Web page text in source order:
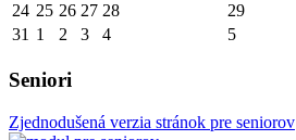
24 25 26 27 28 29
31 1 2 3 4 5
Seniori
Zjednodušená verzia stránok pre seniorov